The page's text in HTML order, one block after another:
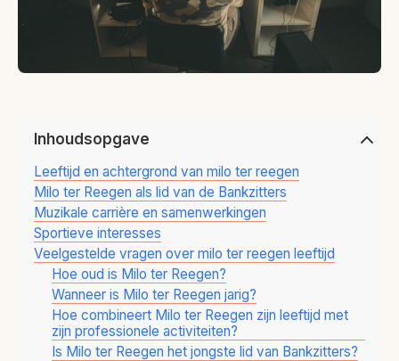
Inhoudsopgave
Leeftijd en achtergrond van milo ter reegen
Milo ter Reegen als lid van de Bankzitters
Muzikale carrière en samenwerkingen
Sportieve interesses
Veelgestelde vragen over milo ter reegen leeftijd
Hoe oud is Milo ter Reegen?
Wanneer is Milo ter Reegen jarig?
Hoe combineert Milo ter Reegen zijn leeftijd met
zijn professionele activiteiten?
Is Milo ter Reegen het jongste lid van Bankzitters?